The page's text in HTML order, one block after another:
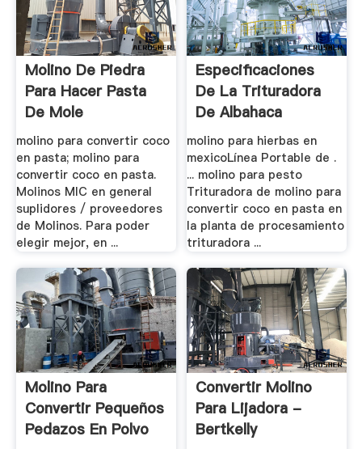
Molino De Piedra
Para Hacer Pasta
De Mole
molino para convertir coco
en pasta; molino para
convertir coco en pasta.
Molinos MIC en general
suplidores / proveedores
de Molinos. Para poder
elegir mejor, en ...
Especificaciones
De La Trituradora
De Albahaca
molino para hierbas en
mexicoLínea Portable de .
... molino para pesto
Trituradora de molino para
convertir coco en pasta en
la planta de procesamiento
trituradora ...
Molino Para
Convertir Pequeños
Pedazos En Polvo
Convertir Molino
Para Lijadora -
Bertkelly